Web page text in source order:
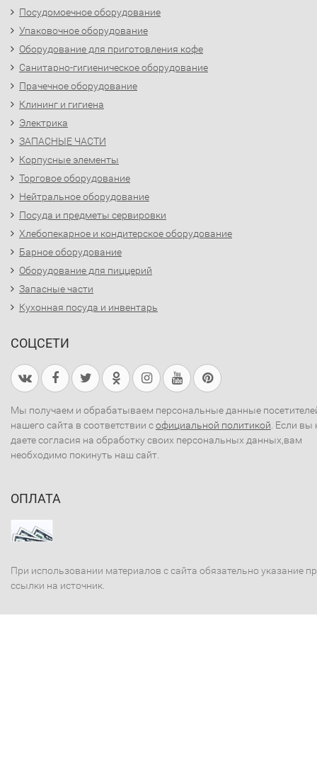
Посудомоечное оборудование
Упаковочное оборудование
Оборудование для приготовления кофе
Санитарно-гигиеническое оборудование
Прачечное оборудование
Клининг и гигиена
Электрика
ЗАПАСНЫЕ ЧАСТИ
Корпусные элементы
Торговое оборудование
Нейтральное оборудование
Посуда и предметы сервировки
Хлебопекарное и кондитерское оборудование
Барное оборудование
Оборудование для пиццерий
Запасные части
Кухонная посуда и инвентарь
СОЦСЕТИ
Мы получаем и обрабатываем персональные данные
нашего сайта в соответствии софициальной политикой . Если вы
даете согласия на обработку своих персональных данных,вам
необходимо покинуть наш сайт.
ОПЛАТА
При использовании материалов с сайта обязательно указание
ссылки на источник.